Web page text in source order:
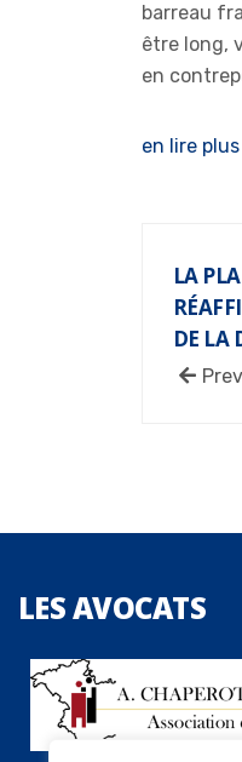
barreau
être long,
en
en lire plus
LA
DE LA
LESAVOCATS